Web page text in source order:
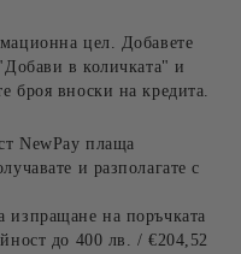
цел. Добавете
в количката" и
броя вноски на кредита.
NewPay плаща
и разполагате с
на поръчката
до 400 лв. / €204,52